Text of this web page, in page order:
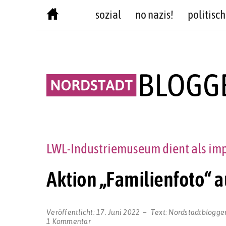
sozial no nazis! politisch
Aktion „Familienfoto“
LWL-Industriemuseum dient als
Veröffentlicht: 17. Juni 2022 Text:
1 Kommentarzu